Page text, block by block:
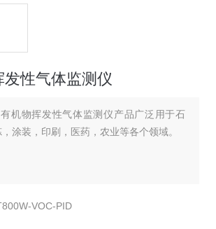
性气体监测仪
机物挥发性气体监测仪产品广泛用于石
涂装，印刷，医药，农业等各个领域。
VOC-PID